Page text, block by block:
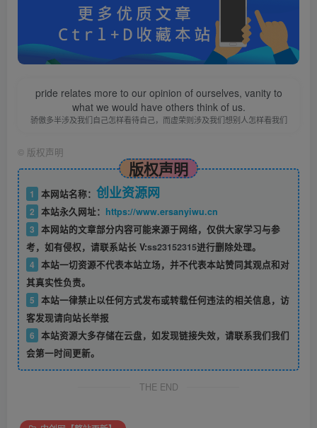
pride relates more to our opinion of ourselves, vanity to
what we would have others think of us.
骄傲多半涉及我们自己怎样看待自己，而虚荣则涉及我们想别人怎样看我们
© 版权声明
版权声明
1 本网站名称： 创业资源网
2 本站永久网址： https://www.ersanyiwu.cn
3 本网站的文章部分内容可能来源于网络，仅供大家学习与参
考，如有侵权，请联系站长 V:ss23152315进行删除处理。
4 本站一切资源不代表本站立场，并不代表本站赞同其观点和对
其真实性负责。
5 本站一律禁止以任何方式发布或转载任何违法的相关信息，访
客发现请向站长举报
6 本站资源大多存储在云盘，如发现链接失效，请联系我们我们
会第一时间更新。
THE END